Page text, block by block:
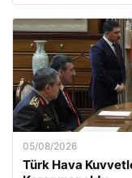
05/08/2026
Türk Hava